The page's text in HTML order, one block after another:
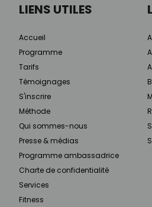
LIENS UTILES
Accueil
Programme
Tarifs
Témoignages
S'inscrire
Méthode
Qui sommes-nous
Presse & médias
Programme ambassadrice
Charte de confidentialité
Services
Fitness